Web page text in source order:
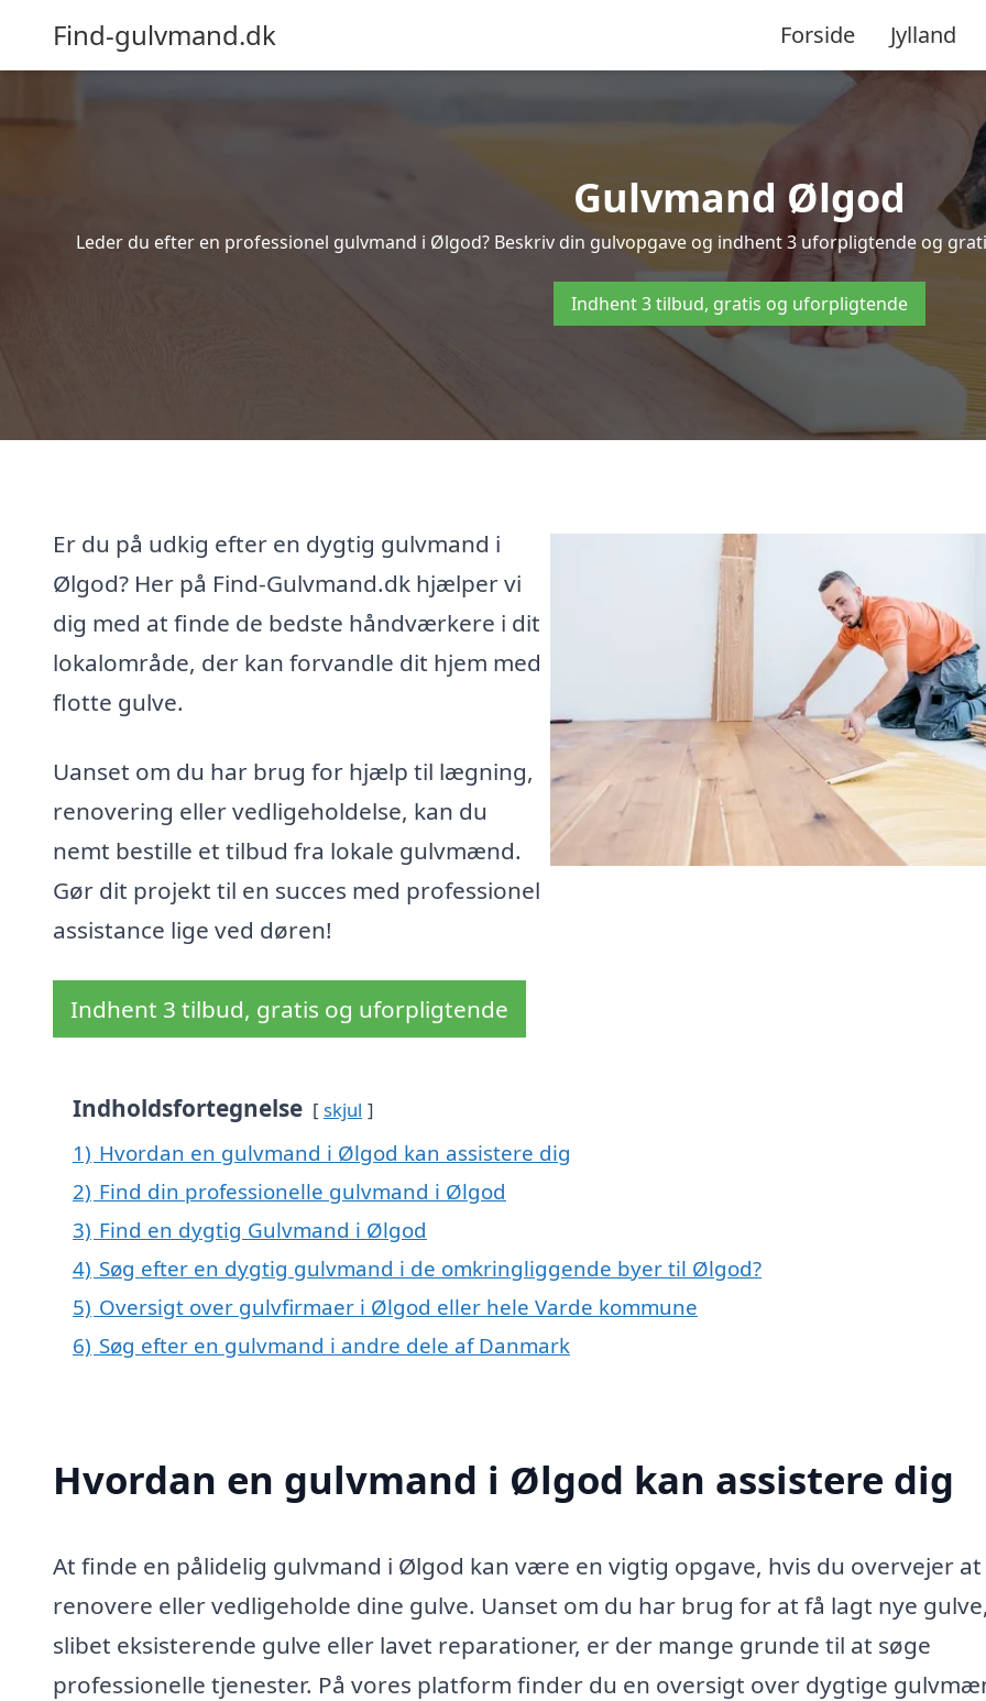
Find-gulvmand.dk Forside Jylland
Gulvmand Ølgod
Leder du efter en professionel gulvmand i Ølgod? Beskriv din gulvopgave og indhent 3 uforpligtende og
Indhent 3 tilbud, gratis og uforpligtende
Er du på udkig efter en dygtig gulvmand i
Ølgod? Her på Find-Gulvmand.dk hjælper vi
dig med at finde de bedste håndværkere i dit
lokalområde, der kan forvandle dit hjem med
flotte gulve.
Uanset om du har brug for hjælp til lægning,
renovering eller vedligeholdelse, kan du
nemt bestille et tilbud fra lokale gulvmænd.
Gør dit projekt til en succes med professionel
assistance lige ved døren!
Indhent 3 tilbud, gratis og uforpligtende
Indholdsfortegnelse skjul
1) Hvordan en gulvmand i Ølgod kan assistere dig
2) Find din professionelle gulvmand i Ølgod
3) Find en dygtig Gulvmand i Ølgod
4) Søg efter en dygtig gulvmand i de omkringliggende byer til Ølgod?
5) Oversigt over gulvfirmaer i Ølgod eller hele Varde kommune
6) Søg efter en gulvmand i andre dele af Danmark
Hvordan en gulvmand i Ølgod kan assistere dig
At finde en pålidelig gulvmand i Ølgod kan være en vigtig opgave, hvis du overvejer at
renovere eller vedligeholde dine gulve. Uanset om du har brug for at få lagt nye
slibet eksisterende gulve eller lavet reparationer, er der mange grunde til at søge
professionelle tjenester. På vores platform finder du en oversigt over dygtige